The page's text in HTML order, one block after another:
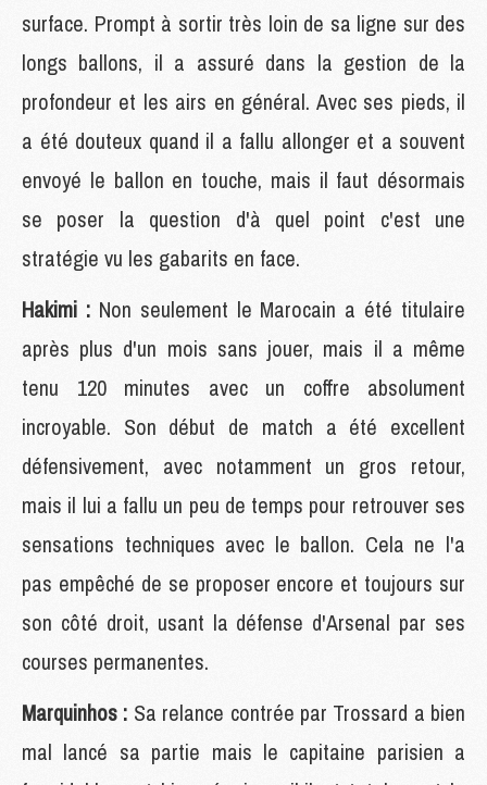
surface. Prompt à sortir très loin de sa ligne sur des
longs ballons, il a assuré dans la gestion de la
profondeur et les airs en général. Avec ses pieds, il
a été douteux quand il a fallu allonger et a souvent
envoyé le ballon en touche, mais il faut désormais
se poser la question d'à quel point c'est une
stratégie vu les gabarits en face.
Hakimi : Non seulement le Marocain a été titulaire
après plus d'un mois sans jouer, mais il a même
tenu 120 minutes avec un coffre absolument
incroyable. Son début de match a été excellent
défensivement, avec notamment un gros retour,
mais il lui a fallu un peu de temps pour retrouver ses
sensations techniques avec le ballon. Cela ne l'a
pas empêché de se proposer encore et toujours sur
son côté droit, usant la défense d'Arsenal par ses
courses permanentes.
Marquinhos : Sa relance contrée par Trossard a bien
mal lancé sa partie mais le capitaine parisien a